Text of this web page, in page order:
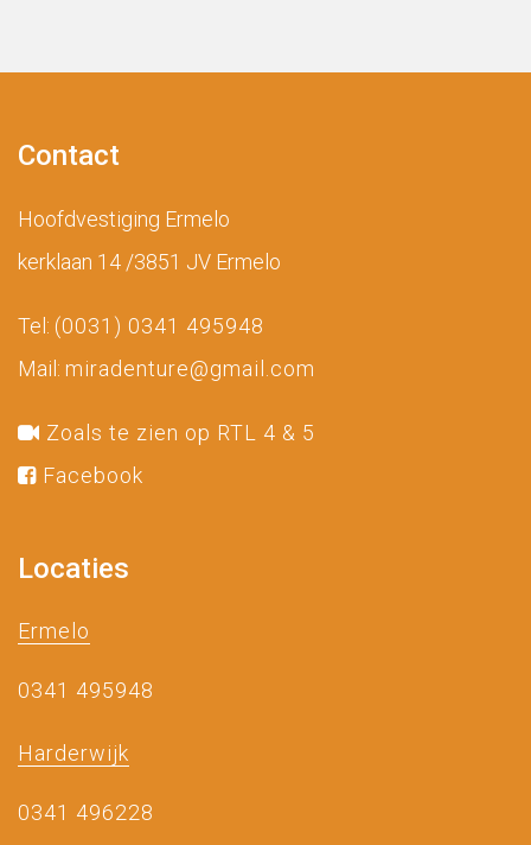
Contact
Hoofdvestiging Ermelo
kerklaan 14 /3851 JV Ermelo
Tel: (0031) 0341 495948
Mail: miradenture@gmail.com
Zoals te zien op RTL 4 & 5
Facebook
Locaties
Ermelo
0341 495948
Harderwijk
0341 496228